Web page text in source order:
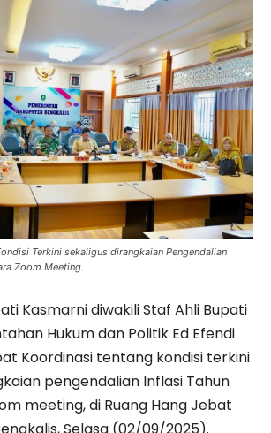
Terkini sekaligus dirangkaian Pengendalian
Zoom Meeting.
Kasmarni diwakili Staf Ahli Bupati
Hukum dan Politik Ed Efendi
Koordinasi tentang kondisi terkini
pengendalian Inflasi Tahun
meeting, di Ruang Hang Jebat
Selasa (02/09/2025).